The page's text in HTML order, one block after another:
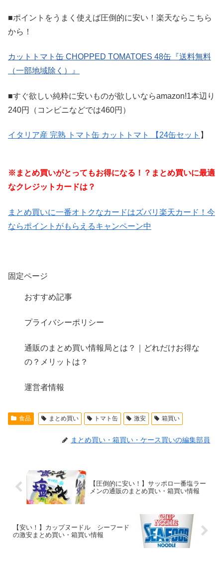
■ポイントをうまく使えば圧倒的に安い！楽天ならこちら
から！
カットトマト缶 CHOPPED TOMATOES 48缶『送料無料
（一部地域除く）』
■すぐ欲しい純粋に安いものが欲しいならamazon!1本辺り
240円（コンビニなどでは460円）
イタリア産 完熟 トマト缶 カットトマト 【24缶セット 】
※まとめ買いがとってもお得になる！？まとめ買いに最適
なクレジットカードは？
まとめ買いに一番オトクなカードはズバリ楽天カード！今
ならポイントがもらえるキャンペーン中
固定ページ
おすすめ記事
プライバシーポリシー
通販のまとめ買い情報局とは？｜どれだけお得な
の？メリットは？
運営者情報
食品 まとめ買い トマト缶 激安 箱買い
まとめ買い・箱買い・ケース買いの編集部員
【圧倒的に安い！】サッポロ一番塩ラー
メンの通販のまとめ買い・箱買い情報
【安い！】カップヌードル シーフード
の激安まとめ買い・箱買い情報